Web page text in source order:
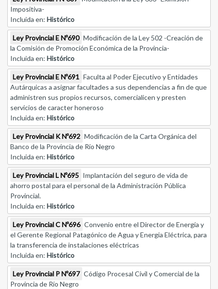
Impositiva-
Incluida en: Histórico
Ley Provincial E Nº690 Modificación de la Ley 502 -Creación de
la Comisión de Promoción Económica de la Provincia-
Incluida en: Histórico
Ley Provincial E Nº691 Faculta al Poder Ejecutivo y Entidades
Autárquicas a asignar facultades a sus dependencias a fin de que
administren sus propios recursos, comercialicen y presten
servicios de caracter honeroso
Incluida en: Histórico
Ley Provincial K Nº692 Modificación de la Carta Orgánica del
Banco de la Provincia de Río Negro
Incluida en: Histórico
Ley Provincial L Nº695 Implantación del seguro de vida de
ahorro postal para el personal de la Administración Pública
Provincial.
Incluida en: Histórico
Ley Provincial C Nº696 Convenio entre el Director de Energía y
el Gerente Regional Patagónico de Agua y Energia Eléctrica, para
la transferencia de instalaciones eléctricas
Incluida en: Histórico
Ley Provincial P Nº697 Código Procesal Civil y Comercial de la
Provincia de Río Negro